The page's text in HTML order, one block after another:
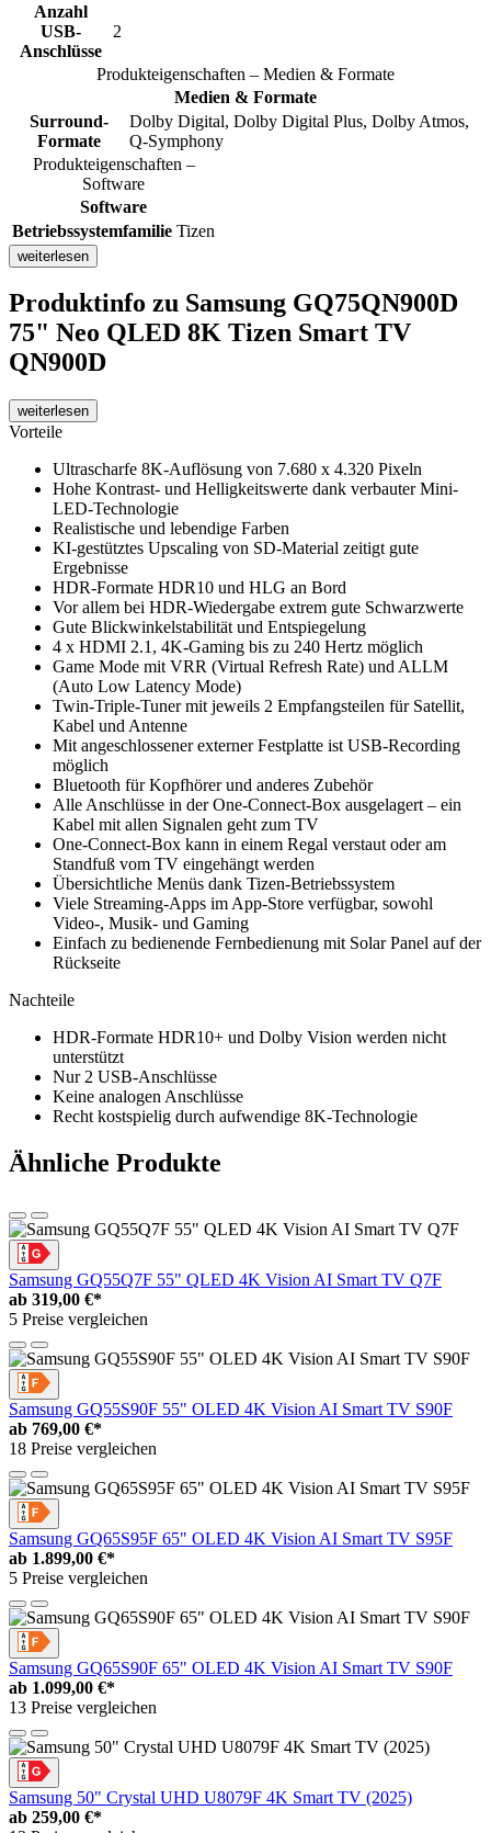
Anzahl
USB-
Anschlüsse
2
Produkteigenschaften – Medien & Formate
Medien & Formate
Surround-
Formate
Dolby Digital, Dolby Digital Plus, Dolby Atmos,
Q-Symphony
Produkteigenschaften –
Software
Software
Betriebssystemfamilie Tizen
weiterlesen
Produktinfo zu Samsung GQ75QN900D
75" Neo QLED 8K Tizen Smart TV
QN900D
weiterlesen
Vorteile
Ultrascharfe 8K-Auflösung von 7.680 x 4.320 Pixeln
Hohe Kontrast- und Helligkeitswerte dank verbauter Mini-
LED-Technologie
Realistische und lebendige Farben
KI-gestütztes Upscaling von SD-Material zeitigt gute
Ergebnisse
HDR-Formate HDR10 und HLG an Bord
Vor allem bei HDR-Wiedergabe extrem gute Schwarzwerte
Gute Blickwinkelstabilität und Entspiegelung
4 x HDMI 2.1, 4K-Gaming bis zu 240 Hertz möglich
Game Mode mit VRR (Virtual Refresh Rate) und ALLM
(Auto Low Latency Mode)
Twin-Triple-Tuner mit jeweils 2 Empfangsteilen für Satellit,
Kabel und Antenne
Mit angeschlossener externer Festplatte ist USB-Recording
möglich
Bluetooth für Kopfhörer und anderes Zubehör
Alle Anschlüsse in der One-Connect-Box ausgelagert – ein
Kabel mit allen Signalen geht zum TV
One-Connect-Box kann in einem Regal verstaut oder am
Standfuß vom TV eingehängt werden
Übersichtliche Menüs dank Tizen-Betriebssystem
Viele Streaming-Apps im App-Store verfügbar, sowohl
Video-, Musik- und Gaming
Einfach zu bedienende Fernbedienung mit Solar Panel auf der
Rückseite
Nachteile
HDR-Formate HDR10+ und Dolby Vision werden nicht
unterstützt
Nur 2 USB-Anschlüsse
Keine analogen Anschlüsse
Recht kostspielig durch aufwendige 8K-Technologie
Ähnliche Produkte
Samsung GQ55Q7F 55" QLED 4K Vision AI Smart TV Q7F
ab 319,00 €*
5 Preise vergleichen
Samsung GQ55S90F 55" OLED 4K Vision AI Smart TV S90F
ab 769,00 €*
18 Preise vergleichen
Samsung GQ65S95F 65" OLED 4K Vision AI Smart TV S95F
ab 1.899,00 €*
5 Preise vergleichen
Samsung GQ65S90F 65" OLED 4K Vision AI Smart TV S90F
ab 1.099,00 €*
13 Preise vergleichen
Samsung 50" Crystal UHD U8079F 4K Smart TV (2025)
ab 259,00 €*